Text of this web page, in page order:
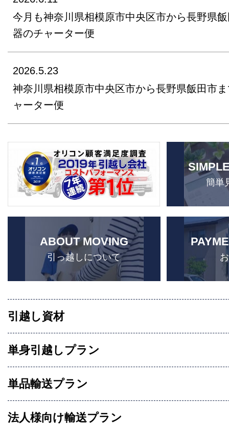
今月も神奈川県相模原市中央区市から長野県
器のチャーター便
2026.5.23
神奈川県相模原市中央区市から長野県飯田市
ャーター便
簡単
ABOUT MOVING
引っ越しについて
引越し資材
単身引越しプラン
単品輸送プラン
法人様向け輸送プラン